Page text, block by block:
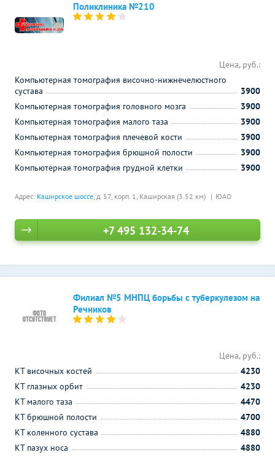
Поликлиника №210
Адрес: Каширское шоссе, д. 57, корп. 1, Каширская (3.52 км) ЮАО
Цена, руб.:
Компьютерная томография височно-нижнечелюстного
сустава
3900
Компьютерная томография головного мозга
3900
Компьютерная томография малого таза
3900
Компьютерная томография плечевой кости
3900
Компьютерная томография брюшной полости
3900
Компьютерная томография грудной клетки
3900
+7 495 132-34-74
Филиал №5 МНПЦ борьбы с туберкулезом на
Речников
Цена, руб.:
КТ височных костей
4230
КТ глазных орбит
4230
КТ малого таза
4470
КТ брюшной полости
4700
КТ коленного сустава
4880
КТ пазух носа
4880